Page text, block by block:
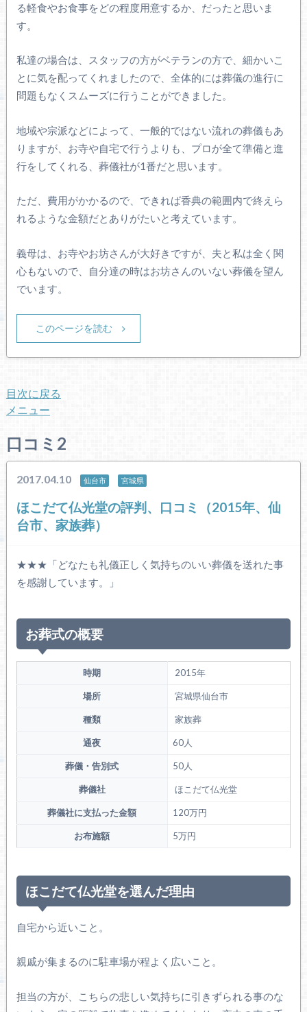
る軽食やお食事をどの程度用意するか、だったと思いま
す。
私達の場合は、スタッフの方がベテランの方で、細かいこ
とに気を配ってくれましたので、全体的には葬儀の進行に
問題もなくスムーズに行うことができました。
地域や宗派などによって、一般的ではない流れの葬儀もあ
りますが、お寺や自宅で行うよりも、プロが全て準備と進
行をしてくれる、葬儀社が1番だと思います。
ただ、費用がかかるので、できれば香典の範囲内で終えら
れるような金額だとありがたいと考えています。
義母は、お寺やお坊さんが大好きですが、夫と私は全く関
心もないので、自分達の時はお坊さんのいない葬儀を望ん
でいます。
このページを読む
目次に戻る
メニュー
口コミ2
2017.04.10 仙台市 宮城県
ほこだて仏光堂の評判、口コミ（2015年、仙
台市、家族葬）
★★★「どなたも礼儀正しく気持ちのいい葬儀を送れた事
を感謝しています。」
お葬式の概要
時期 2015年
場所 宮城県仙台市
種類 家族葬
通夜 60人
葬儀・告別式 50人
葬儀社 ほこだて仏光堂
葬儀社に支払った金額 120万円
お布施額 5万円
ほこだて仏光堂を選んだ理由
自宅から近いこと。
親戚が集まるのに駐車場が程よく広いこと。
担当の方が、こちらの悲しい気持ちに引きずられる事のな